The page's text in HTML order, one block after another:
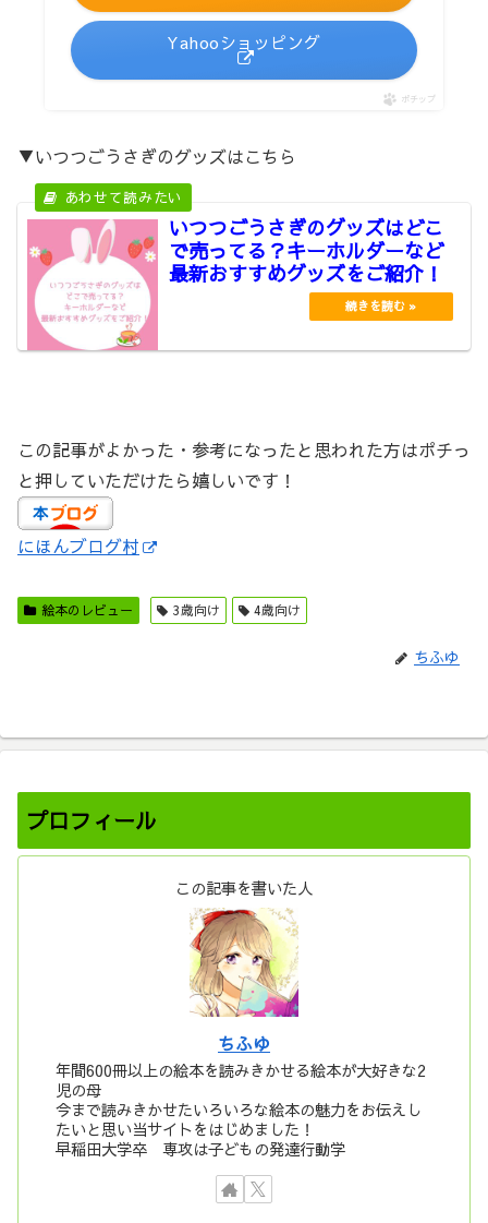
Yahooショッピング
ポチップ
▼いつつごうさぎのグッズはこちら
いつつごうさぎのグッズはどこ
で売ってる？キーホルダーなど
最新おすすめグッズをご紹介！
この記事がよかった・参考になったと思われた方はポチっ
と押していただけたら嬉しいです！
にほんブログ村
絵本のレビュー 3歳向け 4歳向け
ちふゆ
プロフィール
この記事を書いた人
ちふゆ
年間600冊以上の絵本を読みきかせる絵本が大好きな2
児の母
今まで読みきかせたいろいろな絵本の魅力をお伝えし
たいと思い当サイトをはじめました！
早稲田大学卒 専攻は子どもの発達行動学